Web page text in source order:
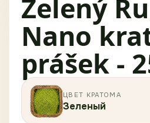
Zelený
Nano
prášek -
ЦВЕТ КРАТОМА
Зеленый